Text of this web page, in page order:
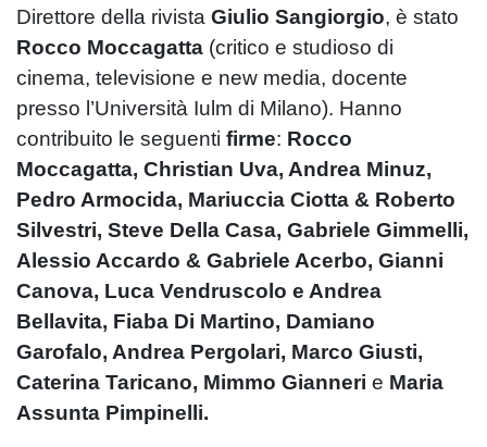
Direttore della rivista Giulio Sangiorgio, è stato
Rocco Moccagatta (critico e studioso di
cinema, televisione e new media, docente
presso l’Università Iulm di Milano). Hanno
contribuito le seguenti firme: Rocco
Moccagatta, Christian Uva, Andrea Minuz,
Pedro Armocida, Mariuccia Ciotta & Roberto
Silvestri, Steve Della Casa, Gabriele Gimmelli,
Alessio Accardo & Gabriele Acerbo, Gianni
Canova, Luca Vendruscolo e Andrea
Bellavita, Fiaba Di Martino, Damiano
Garofalo, Andrea Pergolari, Marco Giusti,
Caterina Taricano, Mimmo Gianneri e Maria
Assunta Pimpinelli.